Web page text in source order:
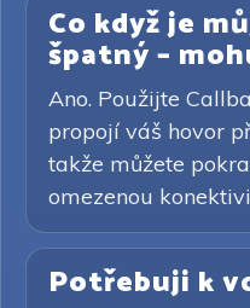
Co když je
špatný –
Ano. Použijte
propojí váš hovor
takže můžete
omezenou
Potřebuji k